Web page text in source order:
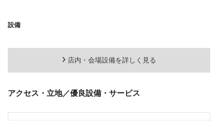
設備
店内・会場設備を詳しく見る
アクセス・立地／優良設備・サービス